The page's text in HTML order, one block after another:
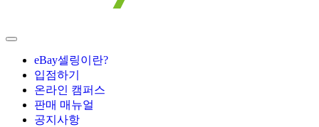
eBay셀링이란?
입점하기
온라인 캠퍼스
판매 매뉴얼
공지사항